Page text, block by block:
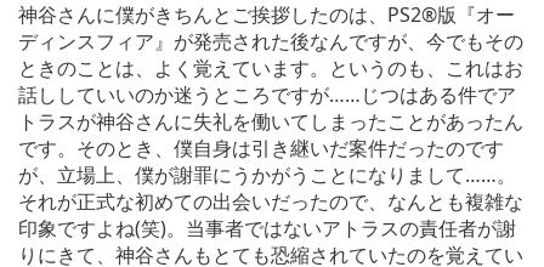
神谷さんに僕がきちんとご挨拶したのは、PS2®版『オー
ディンスフィア』が発売された後なんですが、今でもその
ときのことは、よく覚えています。というのも、これはお
話ししていいのか迷うところですが……じつはある件でア
トラスが神谷さんに失礼を働いてしまったことがあったん
です。そのとき、僕自身は引き継いだ案件だったのです
が、立場上、僕が謝罪にうかがうことになりまして……。
それが正式な初めての出会いだったので、なんとも複雑な
印象ですよね(笑)。当事者ではないアトラスの責任者が謝
りにきて、神谷さんもとても恐縮されていたのを覚えてい